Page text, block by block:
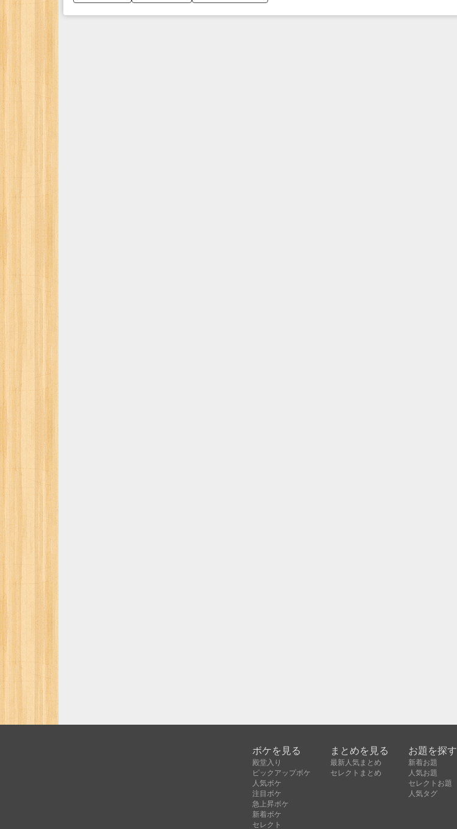
ボケを見る
殿堂入り
ピックアップボケ
人気ボケ
注目ボケ
急上昇ボケ
新着ボケ
セレクト
まとめを見る
最新人気まとめ
セレクトまとめ
お題を探す
新着お題
人気お題
セレクトお題
人気タグ